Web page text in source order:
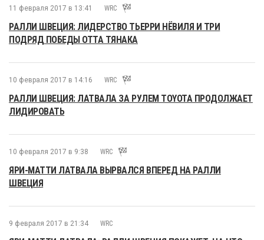
11 февраля 2017 в 13:41 WRC
РАЛЛИ ШВЕЦИЯ: ЛИДЕРСТВО ТЬЕРРИ НЁВИЛЯ И ТРИ
ПОДРЯД ПОБЕДЫ ОТТА ТЯНАКА
10 февраля 2017 в 14:16 WRC
РАЛЛИ ШВЕЦИЯ: ЛАТВАЛА ЗА РУЛЕМ TOYOTA ПРОДОЛЖАЕТ
ЛИДИРОВАТЬ
10 февраля 2017 в 9:38 WRC
ЯРИ-МАТТИ ЛАТВАЛА ВЫРВАЛСЯ ВПЕРЕД НА РАЛЛИ
ШВЕЦИЯ
9 февраля 2017 в 21:34 WRC